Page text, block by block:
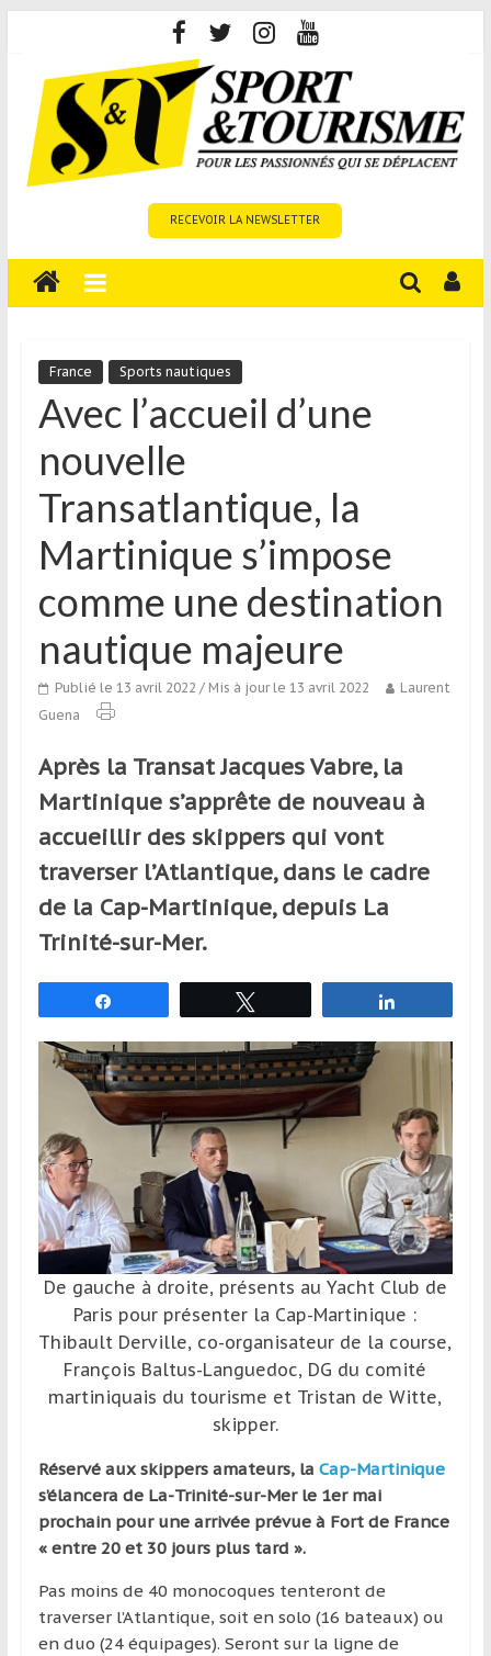
content
Tourisme
est
média
sur
tourisme
sportif
qui
aux
ponctuels
réguliers,
pratiquants,
passionnés
simples
spectateurs
sport,
qui
France
l’étranger
leur
passion,
tout
en
profitant
de
découverte
culturelle
pays
région
RECEVOIR LA NEWSLETTER
France Sports nautiques
Avec l’accueil d’une
nouvelle
Transatlantique, la
Martinique s’impose
comme une destination
nautique majeure
Publié le 13 avril 2022 / Mis à jour le 13 avril 2022
Laurent
Guena
Après la Transat Jacques Vabre, la
Martinique s’apprête de nouveau à
accueillir des skippers qui vont
traverser l’Atlantique, dans le cadre
de la Cap-Martinique, depuis La
Trinité-sur-Mer.
De gauche à droite, présents au Yacht Club de
Paris pour présenter la Cap-Martinique :
Thibault Derville, co-organisateur de la course,
François Baltus-Languedoc, DG du comité
martiniquais du tourisme et Tristan de Witte,
skipper.
Réservé aux skippers amateurs, la Cap-Martinique
s’élancera de La-Trinité-sur-Mer le 1er mai
prochain pour une arrivée prévue à Fort de France
« entre 20 et 30 jours plus tard ».
Pas moins de 40 monocoques tenteront de
traverser l’Atlantique, soit en solo (16 bateaux) ou
en duo (24 équipages). Seront sur la ligne de